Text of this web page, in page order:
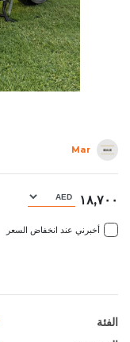
Mar
١٨,٧٠٠
أخبرني عند انخفاض السعر
الفئة